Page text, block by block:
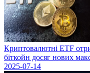
Криптовалютні ETF
біткойн досяг нових
2025-07-14